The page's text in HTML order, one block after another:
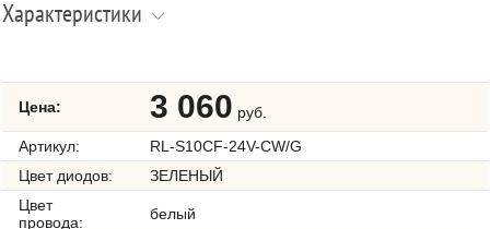
Характеристики
Цена: 3 060 руб.
Артикул:
RL-S10CF-24V-CW/G
Цвет диодов:
ЗЕЛЕНЫЙ
Цвет
провода:
белый